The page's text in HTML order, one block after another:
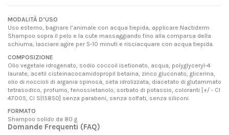
MODALITÀ D’USO
Uso esterno, bagnare l’animale con acqua tiepida, applicare Nactiderm
Shampoo sopra il pelo e la cute massaggiando fino alla comparsa della
schiuma, lasciare agire per 5-10 minuti e risciacquare con acqua tiepida.
COMPOSIZIONE
Olio vegetale idrogenato, sodio coccoil isetionato, acqua, polyglyceryl-4
laurate, acetil cisteinacocamidopropil betaina, zinco gluconato, glicerina,
olio di noccioli di argania spinosa, seta idrolizzata, diacetato di glutammato
tetrasodico, profumo, fenossietanolo, sorbato di potassio, coloranti [+/ - Cl
47005, CI S|15850] senza parabeni, senza solfati, senza siliconi.
FORMATO
Shampoo solido da 80 g
Domande Frequenti (FAQ)